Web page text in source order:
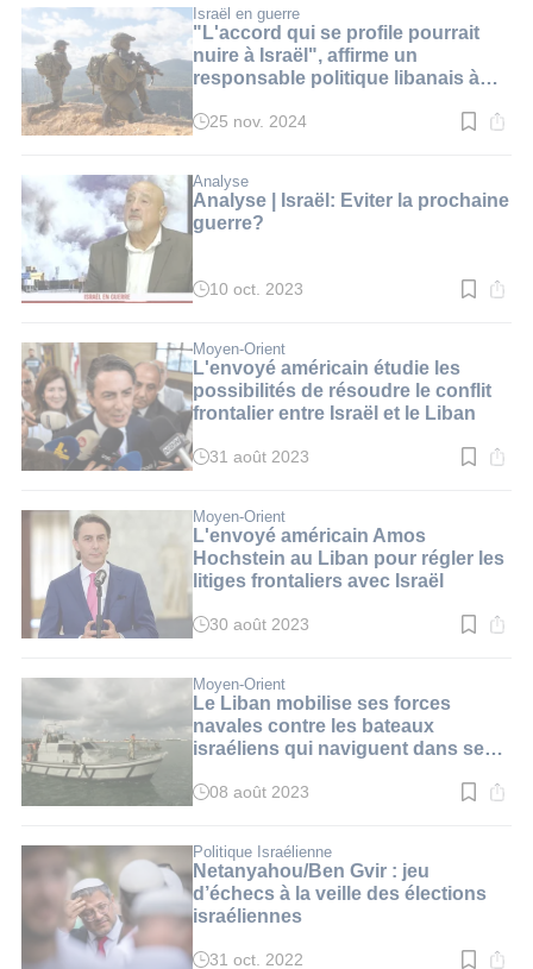
:
3
min.
Israël en guerre
"L'accord qui se profile pourrait
nuire à Israël", affirme un
responsable politique libanais à
Temps
:
2
min.
25 nov. 2024
Analyse
Analyse | Israël: Eviter la prochaine
guerre?
Temps
:
3
min.
10 oct. 2023
Moyen-Orient
L'envoyé américain étudie les
possibilités de résoudre le conflit
frontalier entre Israël et le Liban
Temps
:
3
min.
31 août 2023
Moyen-Orient
L'envoyé américain Amos
Hochstein au Liban pour régler les
litiges frontaliers avec Israël
Temps
:
3
min.
30 août 2023
Moyen-Orient
Le Liban mobilise ses forces
navales contre les bateaux
israéliens qui naviguent dans ses
Temps
:
3
min.
08 août 2023
Politique Israélienne
Netanyahou/Ben Gvir : jeu
d’échecs à la veille des élections
israéliennes
31 oct. 2022